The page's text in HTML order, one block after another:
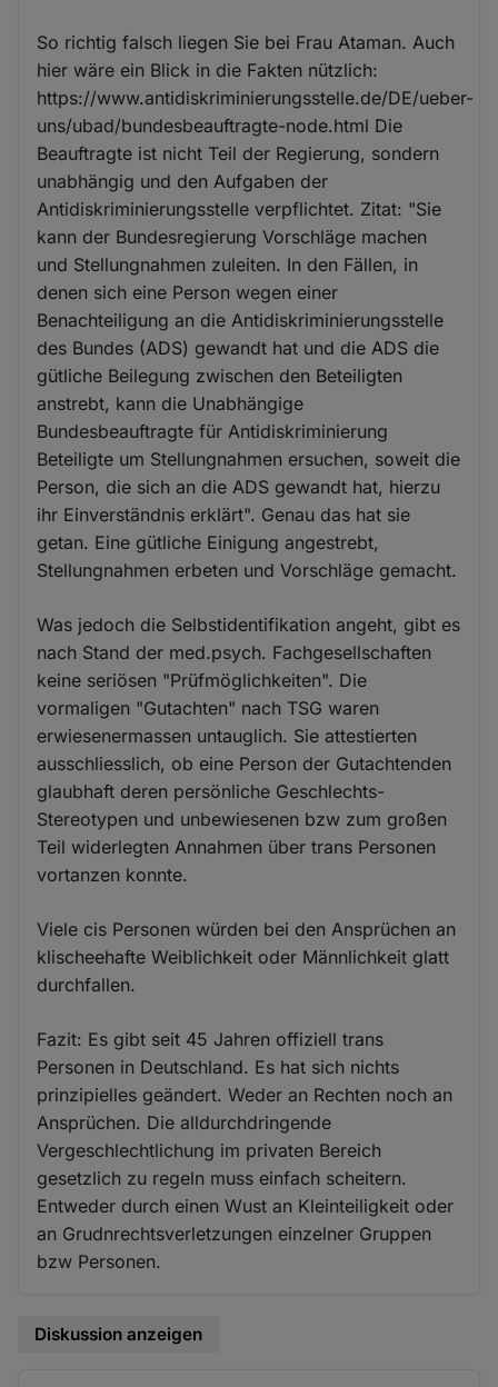
So richtig falsch liegen Sie bei Frau Ataman. Auch
hier wäre ein Blick in die Fakten nützlich:
https://www.antidiskriminierungsstelle.de/DE/ueber-
uns/ubad/bundesbeauftragte-node.html Die
Beauftragte ist nicht Teil der Regierung, sondern
unabhängig und den Aufgaben der
Antidiskriminierungsstelle verpflichtet. Zitat: "Sie
kann der Bundesregierung Vorschläge machen
und Stellungnahmen zuleiten. In den Fällen, in
denen sich eine Person wegen einer
Benachteiligung an die Antidiskriminierungsstelle
des Bundes (ADS) gewandt hat und die ADS die
gütliche Beilegung zwischen den Beteiligten
anstrebt, kann die Unabhängige
Bundesbeauftragte für Antidiskriminierung
Beteiligte um Stellungnahmen ersuchen, soweit die
Person, die sich an die ADS gewandt hat, hierzu
ihr Einverständnis erklärt". Genau das hat sie
getan. Eine gütliche Einigung angestrebt,
Stellungnahmen erbeten und Vorschläge gemacht.
Was jedoch die Selbstidentifikation angeht, gibt es
nach Stand der med.psych. Fachgesellschaften
keine seriösen "Prüfmöglichkeiten". Die
vormaligen "Gutachten" nach TSG waren
erwiesenermassen untauglich. Sie attestierten
ausschliesslich, ob eine Person der Gutachtenden
glaubhaft deren persönliche Geschlechts-
Stereotypen und unbewiesenen bzw zum großen
Teil widerlegten Annahmen über trans Personen
vortanzen konnte.
Viele cis Personen würden bei den Ansprüchen an
klischeehafte Weiblichkeit oder Männlichkeit glatt
durchfallen.
Fazit: Es gibt seit 45 Jahren offiziell trans
Personen in Deutschland. Es hat sich nichts
prinzipielles geändert. Weder an Rechten noch an
Ansprüchen. Die alldurchdringende
Vergeschlechtlichung im privaten Bereich
gesetzlich zu regeln muss einfach scheitern.
Entweder durch einen Wust an Kleinteiligkeit oder
an Grudnrechtsverletzungen einzelner Gruppen
bzw Personen.
Diskussion anzeigen